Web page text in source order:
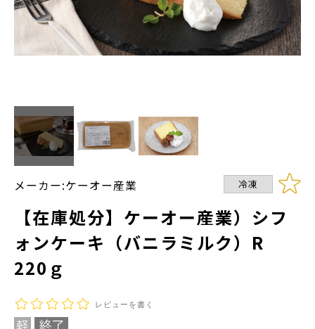
メーカー:ケーオー産業 冷凍
【在庫処分】ケーオー産業）シフ
ォンケーキ（バニラミルク）R
220ｇ
レビューを書く